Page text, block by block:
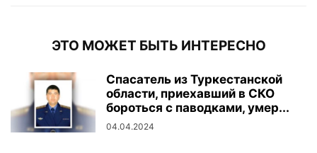
ЭТО МОЖЕТ БЫТЬ ИНТЕРЕСНО
Спасатель из Туркестанской
области, приехавший в СКО
бороться с паводками, умер...
04.04.2024